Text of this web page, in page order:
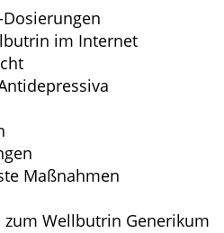
im Internet
Maßnahmen
Wellbutrin Generikum